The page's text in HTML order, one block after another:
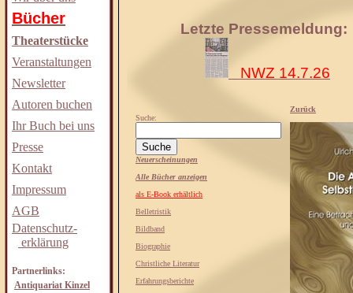
Bücher
Theaterstücke
Veranstaltungen
Newsletter
Autoren buchen
Ihr Buch bei uns
Presse
Kontakt
Impressum
AGB
Datenschutz-
erklärung
Partnerlinks:
Antiquariat Kinzel
Letzte Pressemeldung:
NWZ 14.7.26
Suche:
Neuerscheinungen
Alle Bücher anzeigen
als E-Book erhältlich
Belletristik
Bildband
Biographie
Christliche Literatur
Erfahrungsberichte
Zurück